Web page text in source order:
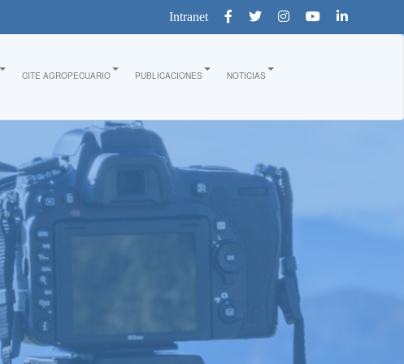
Intranet
CITE AGROPECUARIO PUBLICACIONES NOTICIAS